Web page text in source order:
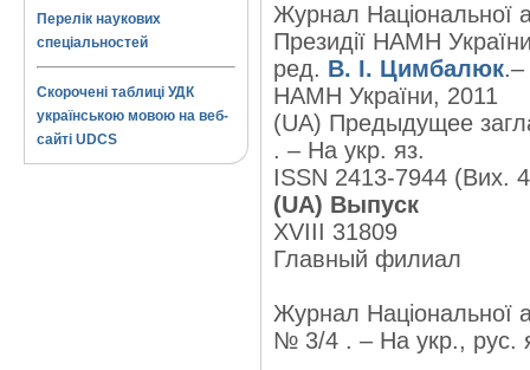
Перелік наукових
спеціальностей
Скорочені таблиці УДК
українською мовою на веб-
сайті UDCS
Журнал Національної
Президії НАМН
ред. В. І. Цимбалюк.–
НАМН України, 2011
(UA) Предыдущее
. – На укр. яз.
ISSN 2413-7944 (Вих.
(UA) Выпуск
XVIII 31809
Главный филиал
Журнал Національної
№ 3/4 . – На укр., рус.